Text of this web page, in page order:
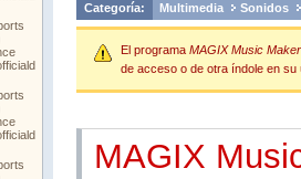
Categoría: Multimedia Sonidos
El programa MAGIX Music
de acceso o de otra índole en su
MAGIX